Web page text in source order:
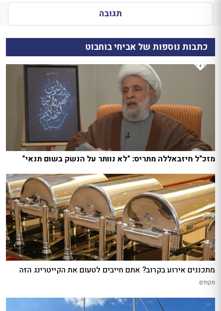
תגובה
כתבות נוספות של אביחי בוחבוט
מזכ"ל חיזבאללה מתריס: "לא נוותר על הנשק בשום תנאי"
מתכננים אירוע בקרוב? אתם חייבים לטעום את הקייטרינג הזה
מקודם